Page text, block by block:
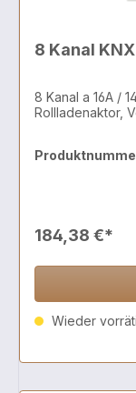
8 Kanal a 16A /
Rollladenaktor,
184,38 €*
Wieder